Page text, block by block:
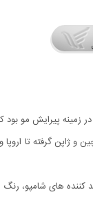
و ژاپن گرفته تا
کننده های شامپو،